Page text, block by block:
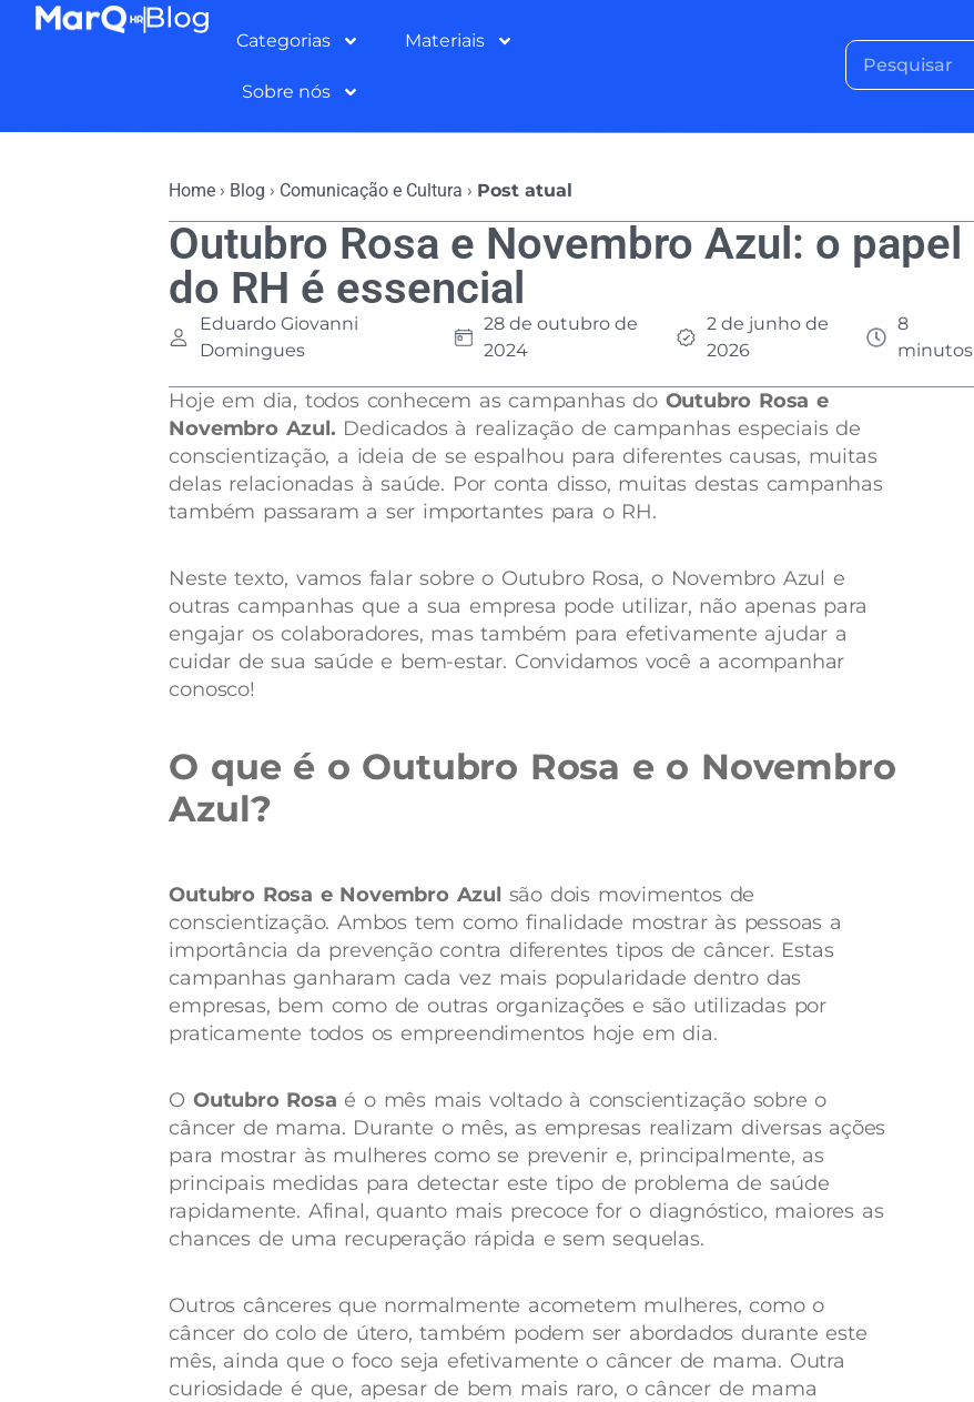
Categorias Materiais
Sobre nós
Home › Blog › Comunicação e Cultura › Post atual
Outubro Rosa e Novembro Azul: o papel
do RH é essencial
Eduardo Giovanni
Domingues
28 de outubro de
2024
2 de junho de
2026
8
minutos
Hoje em dia, todos conhecem as campanhas do Outubro Rosa e
Novembro Azul. Dedicados à realização de campanhas especiais de
conscientização, a ideia de se espalhou para diferentes causas, muitas
delas relacionadas à saúde. Por conta disso, muitas destas campanhas
também passaram a ser importantes para o RH.
Neste texto, vamos falar sobre o Outubro Rosa, o Novembro Azul e
outras campanhas que a sua empresa pode utilizar, não apenas para
engajar os colaboradores, mas também para efetivamente ajudar a
cuidar de sua saúde e bem-estar. Convidamos você a acompanhar
conosco!
O que é o Outubro Rosa e o Novembro
Azul?
Outubro Rosa e Novembro Azul são dois movimentos de
conscientização. Ambos tem como finalidade mostrar às pessoas a
importância da prevenção contra diferentes tipos de câncer. Estas
campanhas ganharam cada vez mais popularidade dentro das
empresas, bem como de outras organizações e são utilizadas por
praticamente todos os empreendimentos hoje em dia.
O Outubro Rosa é o mês mais voltado à conscientização sobre o
câncer de mama. Durante o mês, as empresas realizam diversas ações
para mostrar às mulheres como se prevenir e, principalmente, as
principais medidas para detectar este tipo de problema de saúde
rapidamente. Afinal, quanto mais precoce for o diagnóstico, maiores as
chances de uma recuperação rápida e sem sequelas.
Outros cânceres que normalmente acometem mulheres, como o
câncer do colo de útero, também podem ser abordados durante este
mês, ainda que o foco seja efetivamente o câncer de mama. Outra
curiosidade é que, apesar de bem mais raro, o câncer de mama